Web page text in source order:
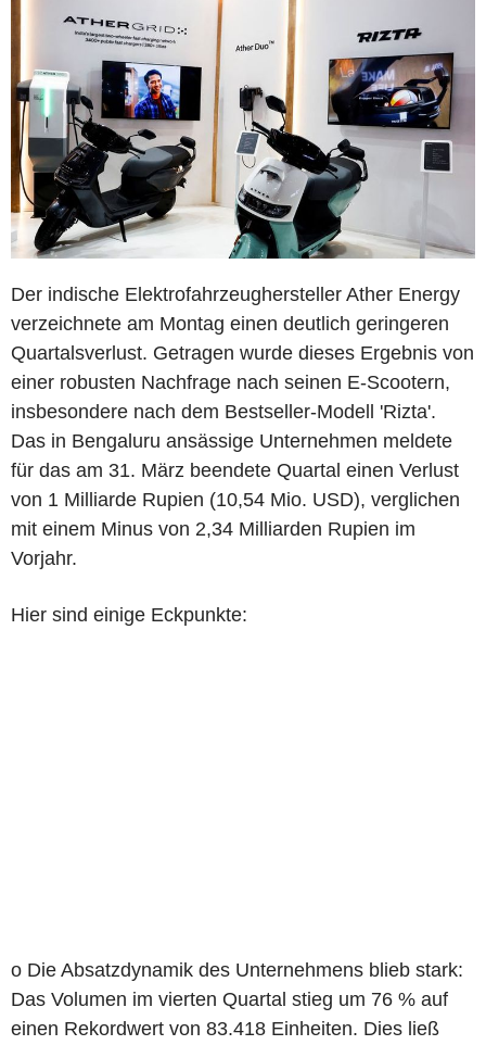
Der indische Elektrofahrzeughersteller Ather Energy
verzeichnete am Montag einen deutlich geringeren
Quartalsverlust. Getragen wurde dieses Ergebnis von
einer robusten Nachfrage nach seinen E-Scootern,
insbesondere nach dem Bestseller-Modell 'Rizta'.
Das in Bengaluru ansässige Unternehmen meldete
für das am 31. März beendete Quartal einen Verlust
von 1 Milliarde Rupien (10,54 Mio. USD), verglichen
mit einem Minus von 2,34 Milliarden Rupien im
Vorjahr.
Hier sind einige Eckpunkte:
o Die Absatzdynamik des Unternehmens blieb stark:
Das Volumen im vierten Quartal stieg um 76 % auf
einen Rekordwert von 83.418 Einheiten. Dies ließ